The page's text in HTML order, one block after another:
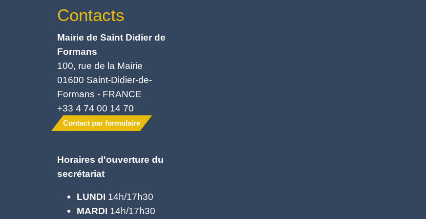
Contacts
Mairie de Saint Didier de
Formans
100, rue de la Mairie
01600 Saint-Didier-de-
Formans - FRANCE
+33 4 74 00 14 70
Contact par formulaire
Horaires d'ouverture du
secrétariat
LUNDI 14h/17h30
MARDI 14h/17h30